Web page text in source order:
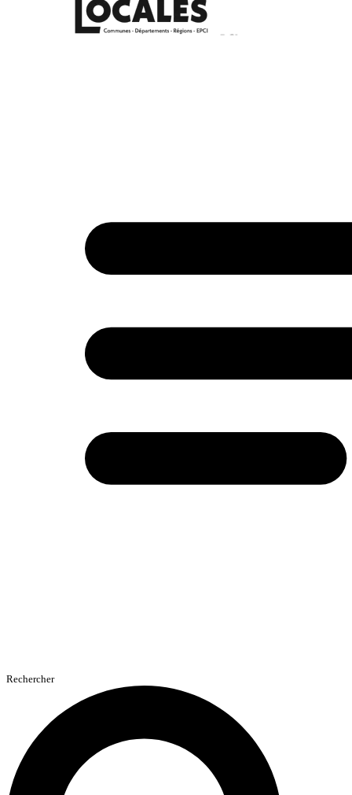
Rechercher